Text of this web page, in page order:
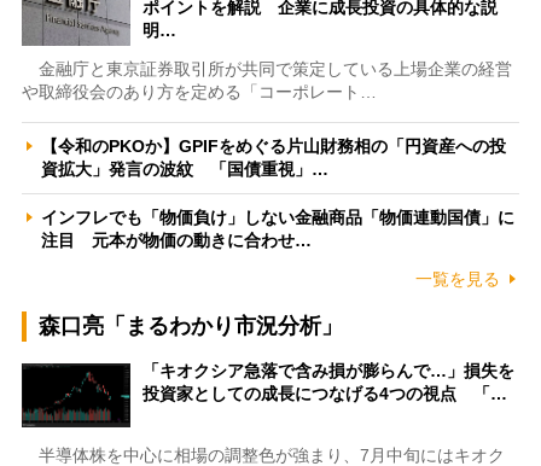
ポイントを解説 企業に成長投資の具体的な説
明…
金融庁と東京証券取引所が共同で策定している上場企業の経営
や取締役会のあり方を定める「コーポレート…
【令和のPKOか】GPIFをめぐる片山財務相の「円資産への投
資拡大」発言の波紋 「国債重視」…
インフレでも「物価負け」しない金融商品「物価連動国債」に
注目 元本が物価の動きに合わせ…
一覧を見る
森口亮「まるわかり市況分析」
「キオクシア急落で含み損が膨らんで…」損失を
投資家としての成長につなげる4つの視点 「…
半導体株を中心に相場の調整色が強まり、7月中旬にはキオク